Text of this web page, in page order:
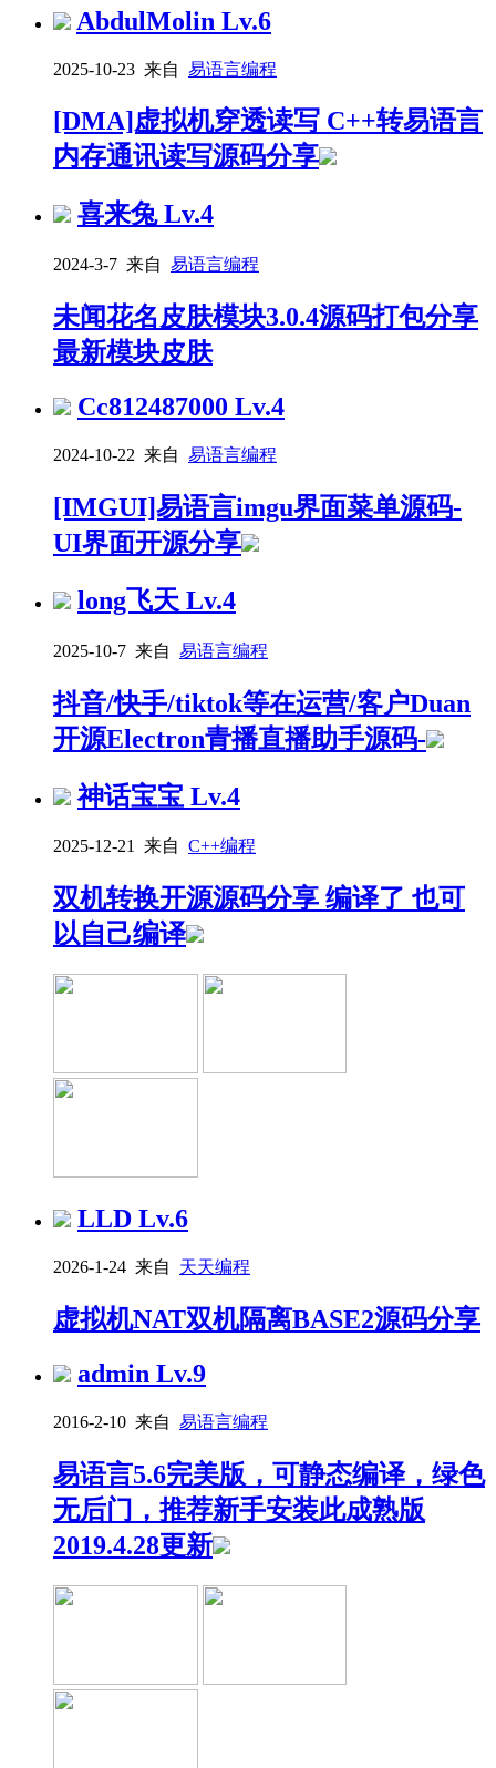
AbdulMolin Lv.6
2025-10-23 来自 易语言编程
[DMA]虚拟机穿透读写 C++转易语言
内存通讯读写源码分享
喜来兔Lv.4
2024-3-7 来自 易语言编程
未闻花名皮肤模块3.0.4源码打包分享
最新模块皮肤
Cc812487000 Lv.4
2024-10-22 来自 易语言编程
[IMGUI]易语言imgu界面菜单源码-
UI界面开源分享
long飞天 Lv.4
2025-10-7 来自 易语言编程
抖音/快手/tiktok等在运营/客户Duan
开源Electron青播直播助手源码-
神话宝宝 Lv.4
2025-12-21 来自 C++编程
双机转换开源源码分享 编译了 也可
以自己编译
LLD Lv.6
2026-1-24 来自 天天编程
虚拟机NAT双机隔离BASE2源码分享
admin Lv.9
2016-2-10 来自 易语言编程
易语言5.6完美版，可静态编译，绿色
无后门，推荐新手安装此成熟版
2019.4.28更新